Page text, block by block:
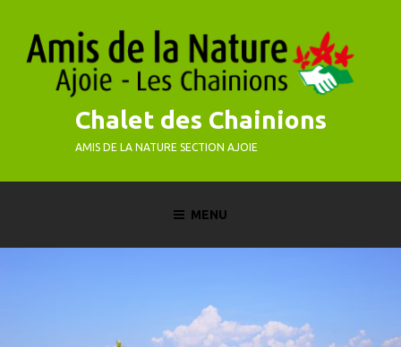
content
Chalet des Chainions
AMIS DE LA NATURE SECTION AJOIE
MENU